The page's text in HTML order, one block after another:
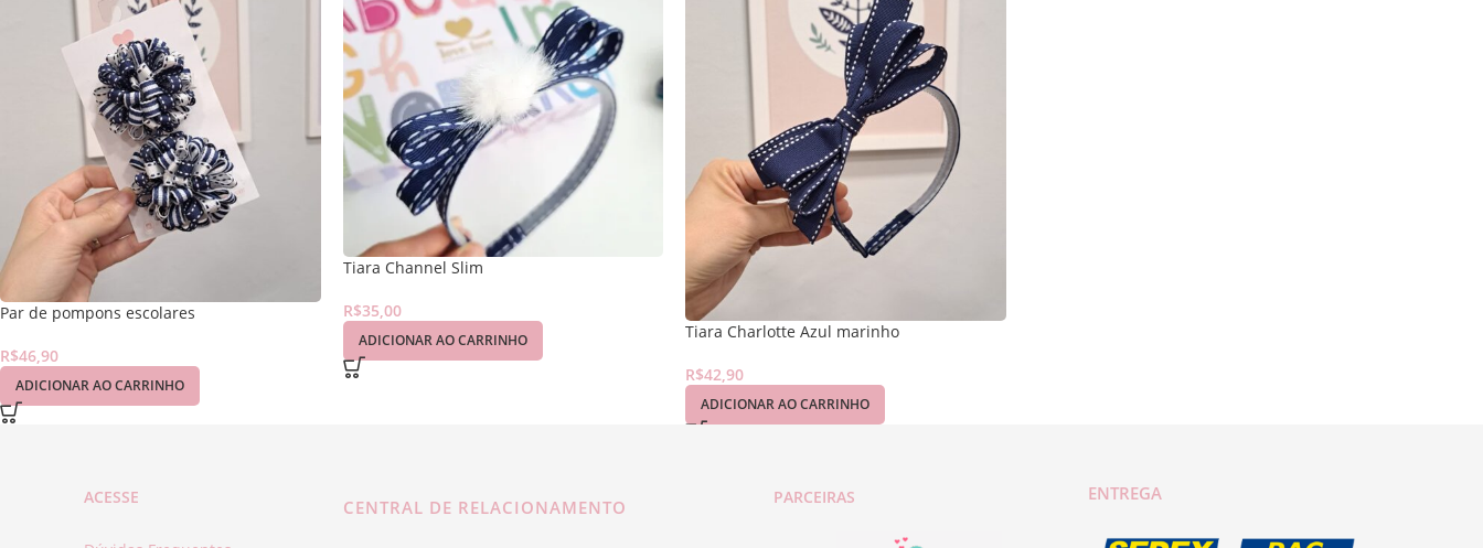
Par de pompons escolares
R$46,90
ADICIONAR AO CARRINHO
Tiara Channel Slim
R$35,00
ADICIONAR AO CARRINHO Tiara Charlotte Azul marinho
R$42,90
ADICIONAR AO CARRINHO
ACESSE CENTRAL DE RELACIONAMENTO PARCEIRAS ENTREGA